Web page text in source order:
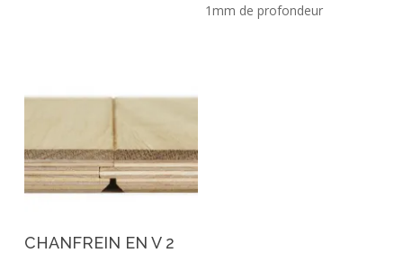
1mm de profondeur
CHANFREIN EN V 2